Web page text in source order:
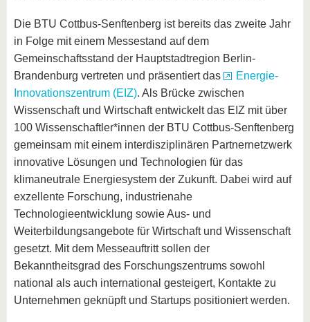
Die BTU Cottbus-Senftenberg ist bereits das zweite Jahr
in Folge mit einem Messestand auf dem
Gemeinschaftsstand der Hauptstadtregion Berlin-
Brandenburg vertreten und präsentiert das
Energie-
Innovationszentrum (EIZ). Als Brücke zwischen
Wissenschaft und Wirtschaft entwickelt das EIZ mit über
100 Wissenschaftler*innen der BTU Cottbus-Senftenberg
gemeinsam mit einem interdisziplinären Partnernetzwerk
innovative Lösungen und Technologien für das
klimaneutrale Energiesystem der Zukunft. Dabei wird auf
exzellente Forschung, industrienahe
Technologieentwicklung sowie Aus- und
Weiterbildungsangebote für Wirtschaft und Wissenschaft
gesetzt. Mit dem Messeauftritt sollen der
Bekanntheitsgrad des Forschungszentrums sowohl
national als auch international gesteigert, Kontakte zu
Unternehmen geknüpft und Startups positioniert werden.